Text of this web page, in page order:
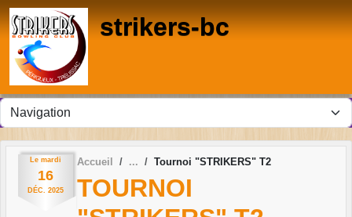
strikers-bc
Le mardi
16
DÉC. 2025
Accueil Tournoi "STRIKERS" T2
TOURNOI
Panneau de gestion des cookies